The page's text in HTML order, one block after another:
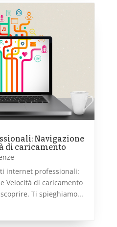
Navigazione
di caricamento
internet professionali:
Velocità di caricamento
Ti spieghiamo...